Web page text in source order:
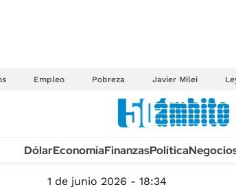
Empleo Pobreza Javier Milei
TECNOLOGÍA
MÉXICO
DólarEconomíaFinanzasPolítica
1 de junio 2026 - 18:34